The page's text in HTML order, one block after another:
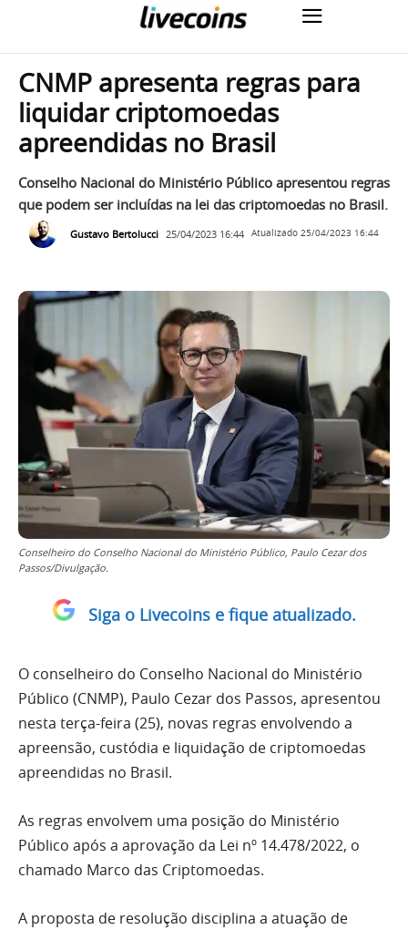
CNMP apresenta regras para
liquidar criptomoedas
apreendidas no Brasil
Conselho Nacional do Ministério Público apresentou regras
que podem ser incluídas na lei das criptomoedas no Brasil.
Gustavo Bertolucci 25/04/2023 16:44 Atualizado 25/04/2023 16:44
Conselheiro do Conselho Nacional do Ministério Público, Paulo Cezar dos
Passos/Divulgação.
Siga o Livecoins e fique atualizado.
O conselheiro do Conselho Nacional do Ministério
Público (CNMP), Paulo Cezar dos Passos, apresentou
nesta terça-feira (25), novas regras envolvendo a
apreensão, custódia e liquidação de criptomoedas
apreendidas no Brasil.
As regras envolvem uma posição do Ministério
Público após a aprovação da Lei nº 14.478/2022, o
chamado Marco das Criptomoedas.
A proposta de resolução ­­­­­disciplina a atuação de